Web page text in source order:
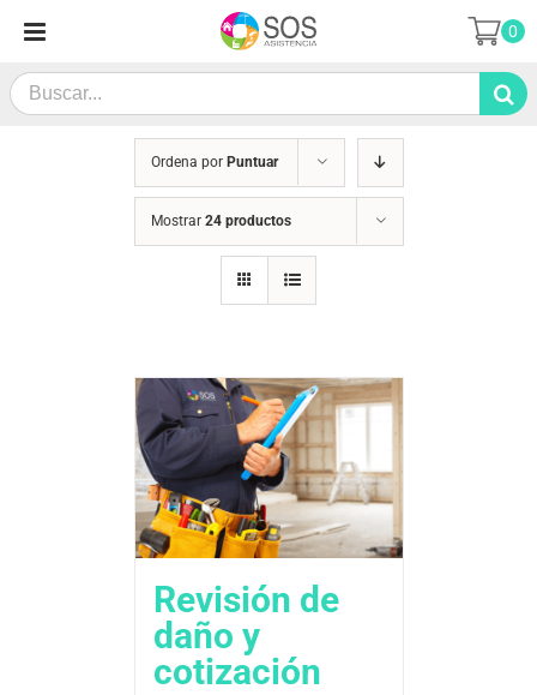
contenido
Search
for:
0
Ordena por Puntuar
Mostrar 24 productos
Revisión de
daño y
cotización